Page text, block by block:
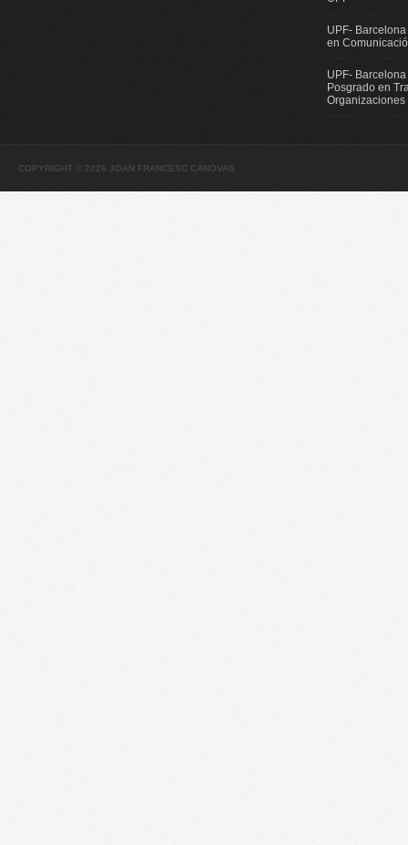
UPF-
en
UPF-
Posgrado en
Organizaciones
COPYRIGHT © 2026 JOAN FRANCESC CÁNOVAS